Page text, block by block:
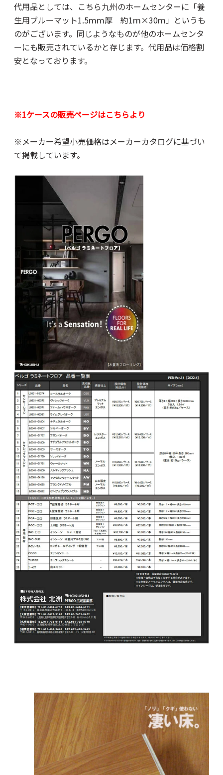
代用品としては、こちら九州のホームセンターに「養
生用ブルーマット1.5ｍｍ厚 約1ｍ×30ｍ」というも
のがございます。同じようなものが他のホームセンタ
ーにも販売されているかと存じます。代用品は価格割
安となっております。
※1ケースの販売ページはこちらより
※メーカー希望小売価格はメーカーカタログに基づい
て掲載しています。